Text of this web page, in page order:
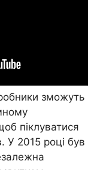
зможуть
піклуватися
У 2015 році був